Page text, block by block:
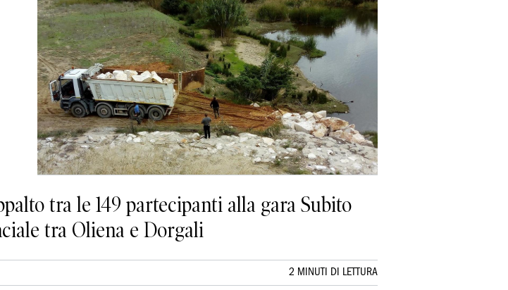
tra le 149 partecipanti alla gara Subito
tra Oliena e Dorgali
2 MINUTI DI LETTURA